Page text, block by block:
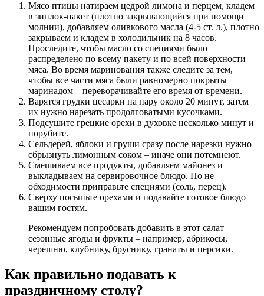
Мясо птицы натираем цедрой лимона и перцем, кладем
в зиплок-пакет (плотно закрывающийся при помощи
молнии), добавляем оливкового масла (4-5 ст. л.), плотно
закрываем и кладем в холодильник на 8 часов.
Проследите, чтобы масло со специями было
распределено по всему пакету и по всей поверхности
мяса. Во время маринования также следите за тем,
чтобы все части мяса были равномерно покрыты
маринадом – переворачивайте его время от времени.
Варятся грудки цесарки на пару около 20 минут, затем
их нужно нарезать продолговатыми кусочками.
Подсушите грецкие орехи в духовке несколько минут и
порубите.
Сельдерей, яблоки и груши сразу после нарезки нужно
сбрызнуть лимонным соком – иначе они потемнеют.
Смешиваем все продукты, добавляем майонез и
выкладываем на сервировочное блюдо. По не
обходимости приправьте специями (соль, перец).
Сверху посыпьте орехами и подавайте готовое блюдо
вашим гостям.
Рекомендуем попробовать добавить в этот салат
сезонные ягоды и фрукты – например, абрикосы,
черешню, клубнику, бруснику, гранаты и персики.
Как правильно подавать к
праздничному столу?